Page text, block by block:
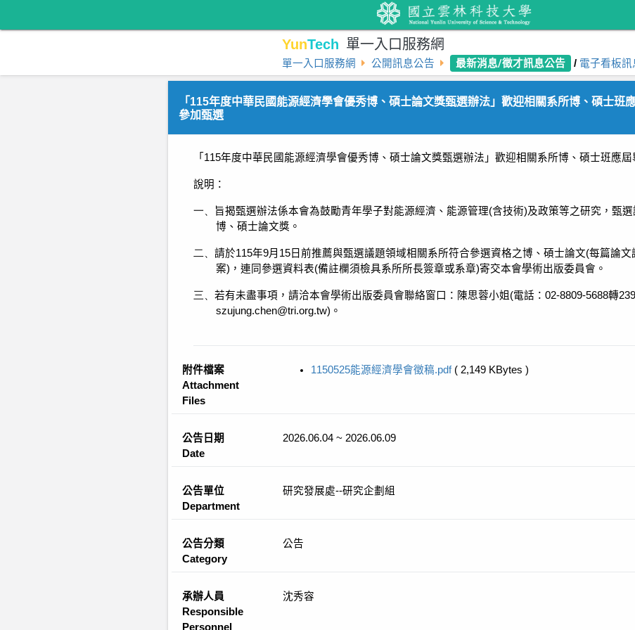
YunTech 單一入口服務網
單一入口服務網 公開訊息公告 最新消息/徵才訊息公告 / 電子看板訊
「115年度中華民國能源經濟學會優秀博、碩士論文獎甄選辦法」歡迎相關系所博、碩士班
參加甄選
「 115年度中華民國能源經濟學會優秀博、碩士論文獎甄選辦法」歡迎相關系所博、碩士班應
說明：
一、 旨揭甄選辦法係本會為鼓勵青年學子對能源經濟、能源管理(含技術)及政策等之研究，甄
博、碩士論文獎。
二、 請於115年9月 15日前推薦與甄選議題領域相關系所符合參選資格之博、碩士論文(每篇論文
案) ，連同參選資料表(備註欄須檢具系所所長簽章或系章)寄交本會學術出版委員會。
三、 若有未盡事項，請洽本會學術出版委員會聯絡窗口：陳思蓉小姐 (電話： 02-8809-5688轉239
szujung.chen@tri.org.tw) 。
附件檔案
Attachment
Files
1150525能源經濟學會徵稿.pdf ( 2,149 KBytes )
公告日期
Date
2026.06.04 ~ 2026.06.09
公告單位
Department
研究發展處--研究企劃組
公告分類
Category
公告
承辦人員
Responsible
Personnel
沈秀容